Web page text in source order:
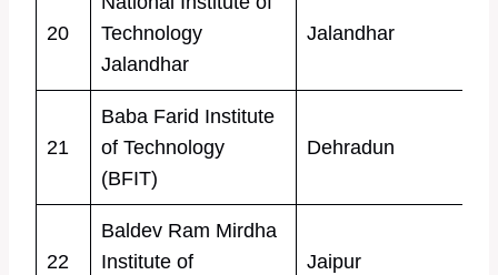
20
Technology
Jalandhar
Jalandhar
21
Baba Farid Institute
of Technology
(BFIT)
Dehradun
22
Baldev Ram Mirdha
Institute of
Jaipur